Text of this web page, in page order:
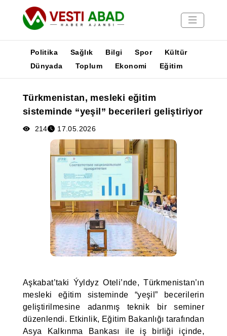
Yayınlar
Medya
Poster
Politika Sağlık Bilgi Spor
Kültür
Dünyada
Toplum Ekonomi Eğitim
Türkmenistan, mesleki eğitim
sisteminde “yeşil” becerileri geliştiriyor
214 17.05.2026
Aşkabat’taki Ýyldyz Oteli’nde, Türkmenistan’ın
mesleki eğitim sisteminde “yeşil” becerilerin
geliştirilmesine adanmış teknik bir seminer
düzenlendi. Etkinlik, Eğitim Bakanlığı tarafından
Asya Kalkınma Bankası ile iş birliği içinde,